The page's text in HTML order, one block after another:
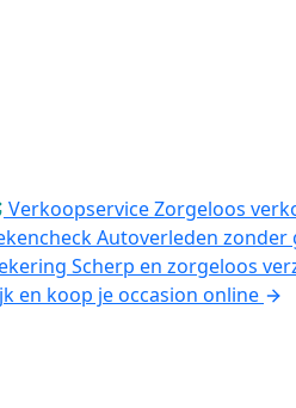
VerkoopserviceZorgeloos
Autoverleden zonder
Scherp en zorgeloos
en koop je occasion online